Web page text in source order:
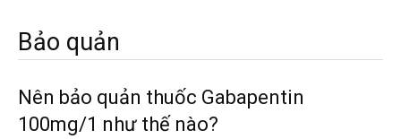
Bảo quản
Nên bảo quản thuốc Gabapentin
100mg/1 như thế nào?